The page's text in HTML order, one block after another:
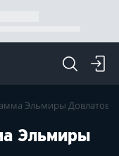
Эльмиры
Эльмиры